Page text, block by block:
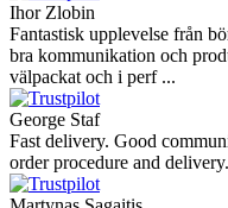
Ihor Zlobin
Fantastisk upplevelse från
bra kommunikation och
välpackat och i perf ...
George Staf
Fast delivery. Good
order procedure and delivery.